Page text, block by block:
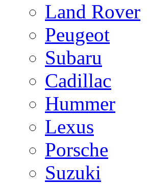
Land Rover
Peugeot
Subaru
Cadillac
Hummer
Lexus
Porsche
Suzuki